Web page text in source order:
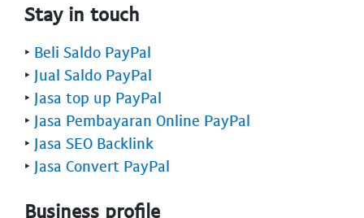
Stay in touch
‣ Beli Saldo PayPal
‣ Jual Saldo PayPal
‣ Jasa top up PayPal
‣ Jasa Pembayaran Online PayPal
‣ Jasa SEO Backlink
‣ Jasa Convert PayPal
Business profile